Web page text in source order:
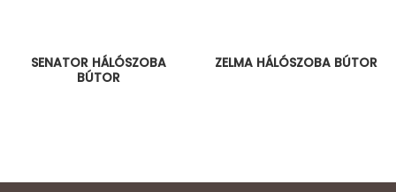
SENATOR HÁLÓSZOBA
BÚTOR
ZELMA HÁLÓSZOBA BÚTOR